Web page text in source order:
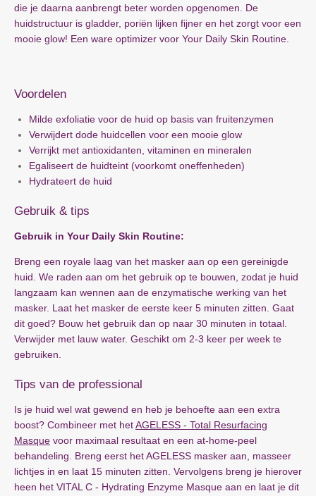
die je daarna aanbrengt beter worden opgenomen. De
huidstructuur is gladder, poriën lijken fijner en het zorgt voor een
mooie glow! Een ware optimizer voor Your Daily Skin Routine.
Voordelen
Milde exfoliatie voor de huid op basis van fruitenzymen
Verwijdert dode huidcellen voor een mooie glow
Verrijkt met antioxidanten, vitaminen en mineralen
Egaliseert de huidteint (voorkomt oneffenheden)
Hydrateert de huid
Gebruik & tips
Gebruik in Your Daily Skin Routine:
Breng een royale laag van het masker aan op een gereinigde
huid. We raden aan om het gebruik op te bouwen, zodat je huid
langzaam kan wennen aan de enzymatische werking van het
masker. Laat het masker de eerste keer 5 minuten zitten. Gaat
dit goed? Bouw het gebruik dan op naar 30 minuten in totaal.
Verwijder met lauw water. Geschikt om 2-3 keer per week te
gebruiken.
Tips van de professional
Is je huid wel wat gewend en heb je behoefte aan een extra
boost? Combineer met hetAGELESS - Total Resurfacing
Masque voor maximaal resultaat en een at-home-peel
behandeling. Breng eerst het AGELESS masker aan, masseer
lichtjes in en laat 15 minuten zitten. Vervolgens breng je hierover
heen het VITAL C - Hydrating Enzyme Masque aan en laat je dit